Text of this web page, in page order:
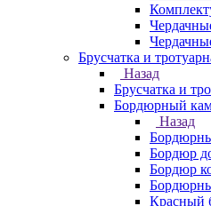
Брусчатка и
Назад
Брусчатка и
Бордюрный
Назад
Бордюр
Бордюр
Красный